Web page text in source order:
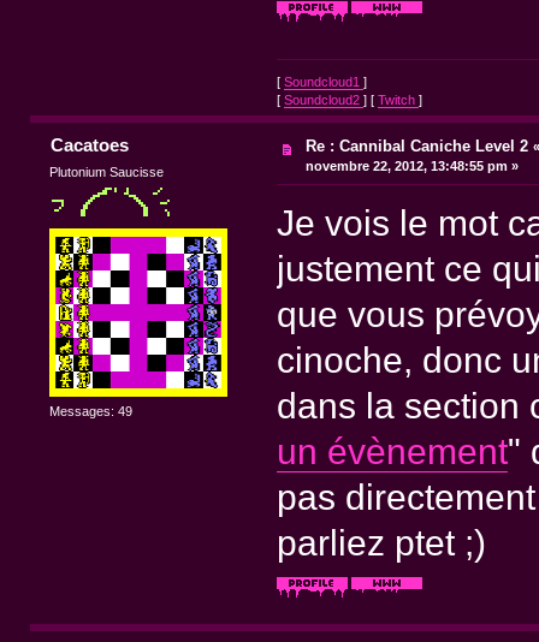
[ Soundcloud1 ]
[ Soundcloud2 ] [ Twitch ]
Cacatoes
Plutonium Saucisse
Messages: 49
Re : Cannibal Caniche Level 2
novembre 22, 2012, 13:48:55 pm »
Je vois le mot
justement ce
que vous
cinoche, donc
dans la section
un évènement"
pas
parliez ptet ;)